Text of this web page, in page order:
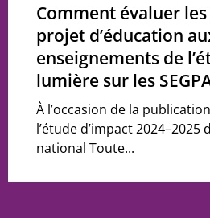
Comment évaluer les
projet d’éducation
enseignements de
lumière sur les
À l’occasion de la
l’étude d’impact
national Toute...